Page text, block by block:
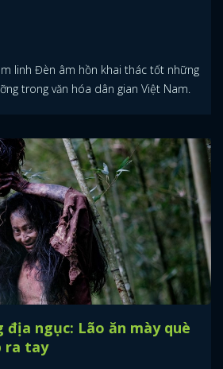
linh Đèn âm hồn khai thác tốt những
trong văn hóa dân gian Việt Nam.
địa ngục: Lão ăn mày què
ra tay